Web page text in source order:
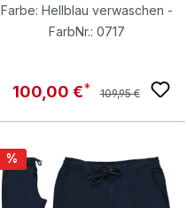
Farbe: Hellblau verwaschen -
FarbNr.: 0717
Verkaufspreis:
100,00 € Regulärer Preis:
109,95 €
Rabatt
%